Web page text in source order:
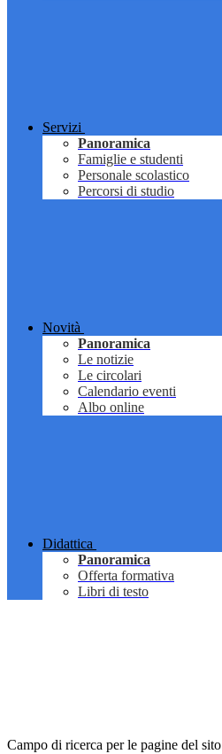
Servizi
Panoramica
Famiglie e studenti
Personale scolastico
Percorsi di studio
Novità
Panoramica
Le notizie
Le circolari
Calendario eventi
Albo online
Didattica
Panoramica
Offerta formativa
Libri di testo
Campo di ricerca per le pagine del sito